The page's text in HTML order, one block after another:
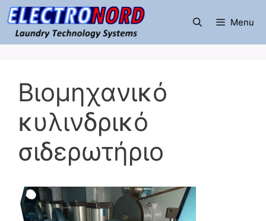
Μετάβαση
σε
περιεχόμενο
Menu
Βιομηχανικό
κυλινδρικό
σιδερωτήριο